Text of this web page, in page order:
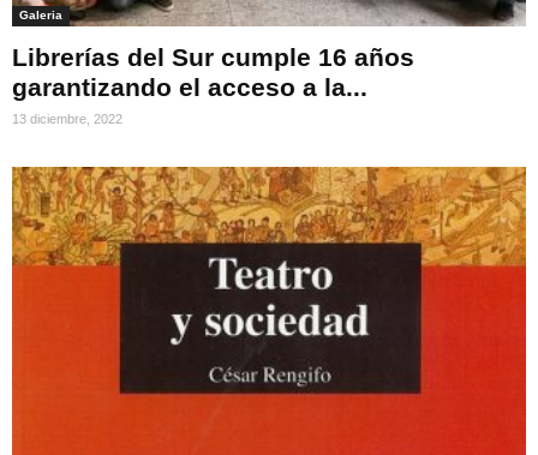
Galeria
Librerías del Sur cumple 16 años
garantizando el acceso a la...
13 diciembre, 2022